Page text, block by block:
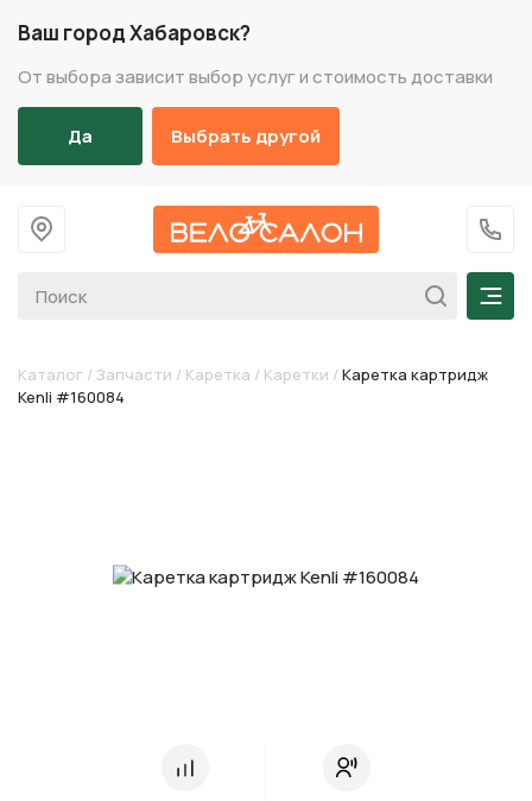
Ваш город Хабаровск?
От выбора зависит выбор услуг и стоимость доставки
Да Выбрать другой
На главную
+7
Каталог / Запчасти / Каретка / Каретки / Каретка картридж
Kenli #160084